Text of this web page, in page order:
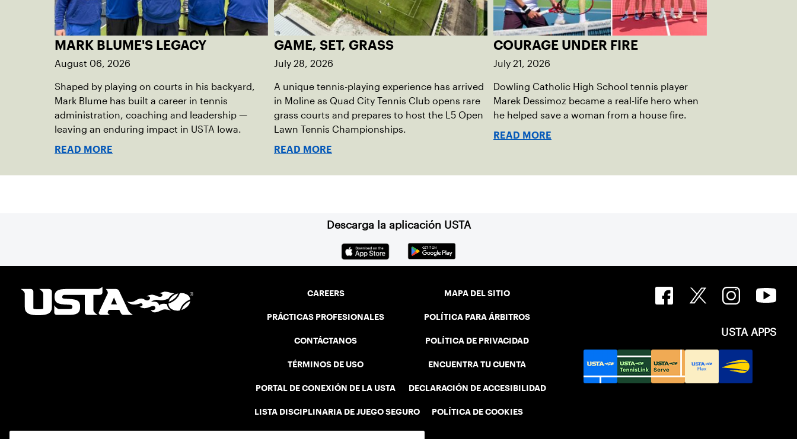
MARK BLUME'S LEGACY
August 06, 2026
Shaped by playing on courts in his backyard,
Mark Blume has built a career in tennis
administration, coaching and leadership —
leaving an enduring impact in USTA Iowa.
READ MORE
GAME, SET, GRASS
July 28, 2026
A unique tennis-playing experience has arrived
in Moline as Quad City Tennis Club opens rare
grass courts and prepares to host the L5 Open
Lawn Tennis Championships.
READ MORE
COURAGE UNDER FIRE
July 21, 2026
Dowling Catholic High School tennis player
Marek Dessimoz became a real-life hero when
he helped save a woman from a house fire.
READ MORE
Descarga la aplicación USTA
CAREERS
PRÁCTICAS PROFESIONALES
CONTÁCTANOS
TÉRMINOS DE USO
PORTAL DE CONEXIÓN DE LA USTA
LISTA DISCIPLINARIA DE JUEGO SEGURO
MAPA DEL SITIO
POLÍTICA PARA ÁRBITROS
POLÍTICA DE PRIVACIDAD
ENCUENTRA TU CUENTA
DECLARACIÓN DE ACCESIBILIDAD
POLÍTICA DE COOKIES
USTA APPS